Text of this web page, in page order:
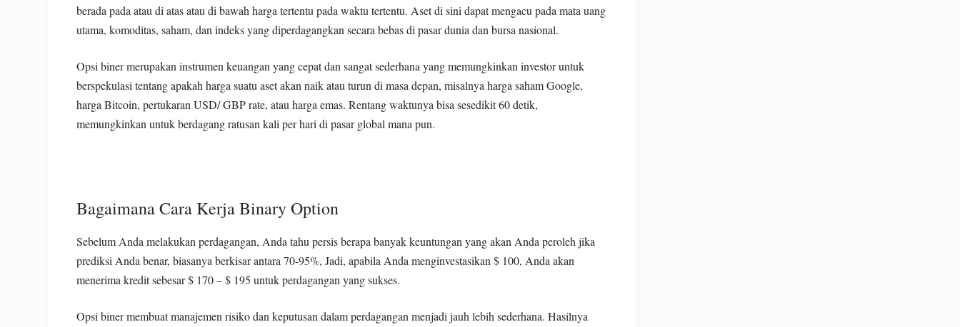
berada pada atau di atas atau di bawah harga tertentu pada waktu tertentu. Aset di sini dapat mengacu pada mata uang
utama, komoditas, saham, dan indeks yang diperdagangkan secara bebas di pasar dunia dan bursa nasional.
Opsi biner merupakan instrumen keuangan yang cepat dan sangat sederhana yang memungkinkan investor untuk
berspekulasi tentang apakah harga suatu aset akan naik atau turun di masa depan, misalnya harga saham Google,
harga Bitcoin, pertukaran USD/ GBP rate, atau harga emas. Rentang waktunya bisa sesedikit 60 detik,
memungkinkan untuk berdagang ratusan kali per hari di pasar global mana pun.
Bagaimana Cara Kerja Binary Option
Sebelum Anda melakukan perdagangan, Anda tahu persis berapa banyak keuntungan yang akan Anda peroleh jika
prediksi Anda benar, biasanya berkisar antara 70-95%, Jadi, apabila Anda menginvestasikan $ 100, Anda akan
menerima kredit sebesar $ 170 – $ 195 untuk perdagangan yang sukses.
Opsi biner membuat manajemen risiko dan keputusan dalam perdagangan menjadi jauh lebih sederhana. Hasilnya